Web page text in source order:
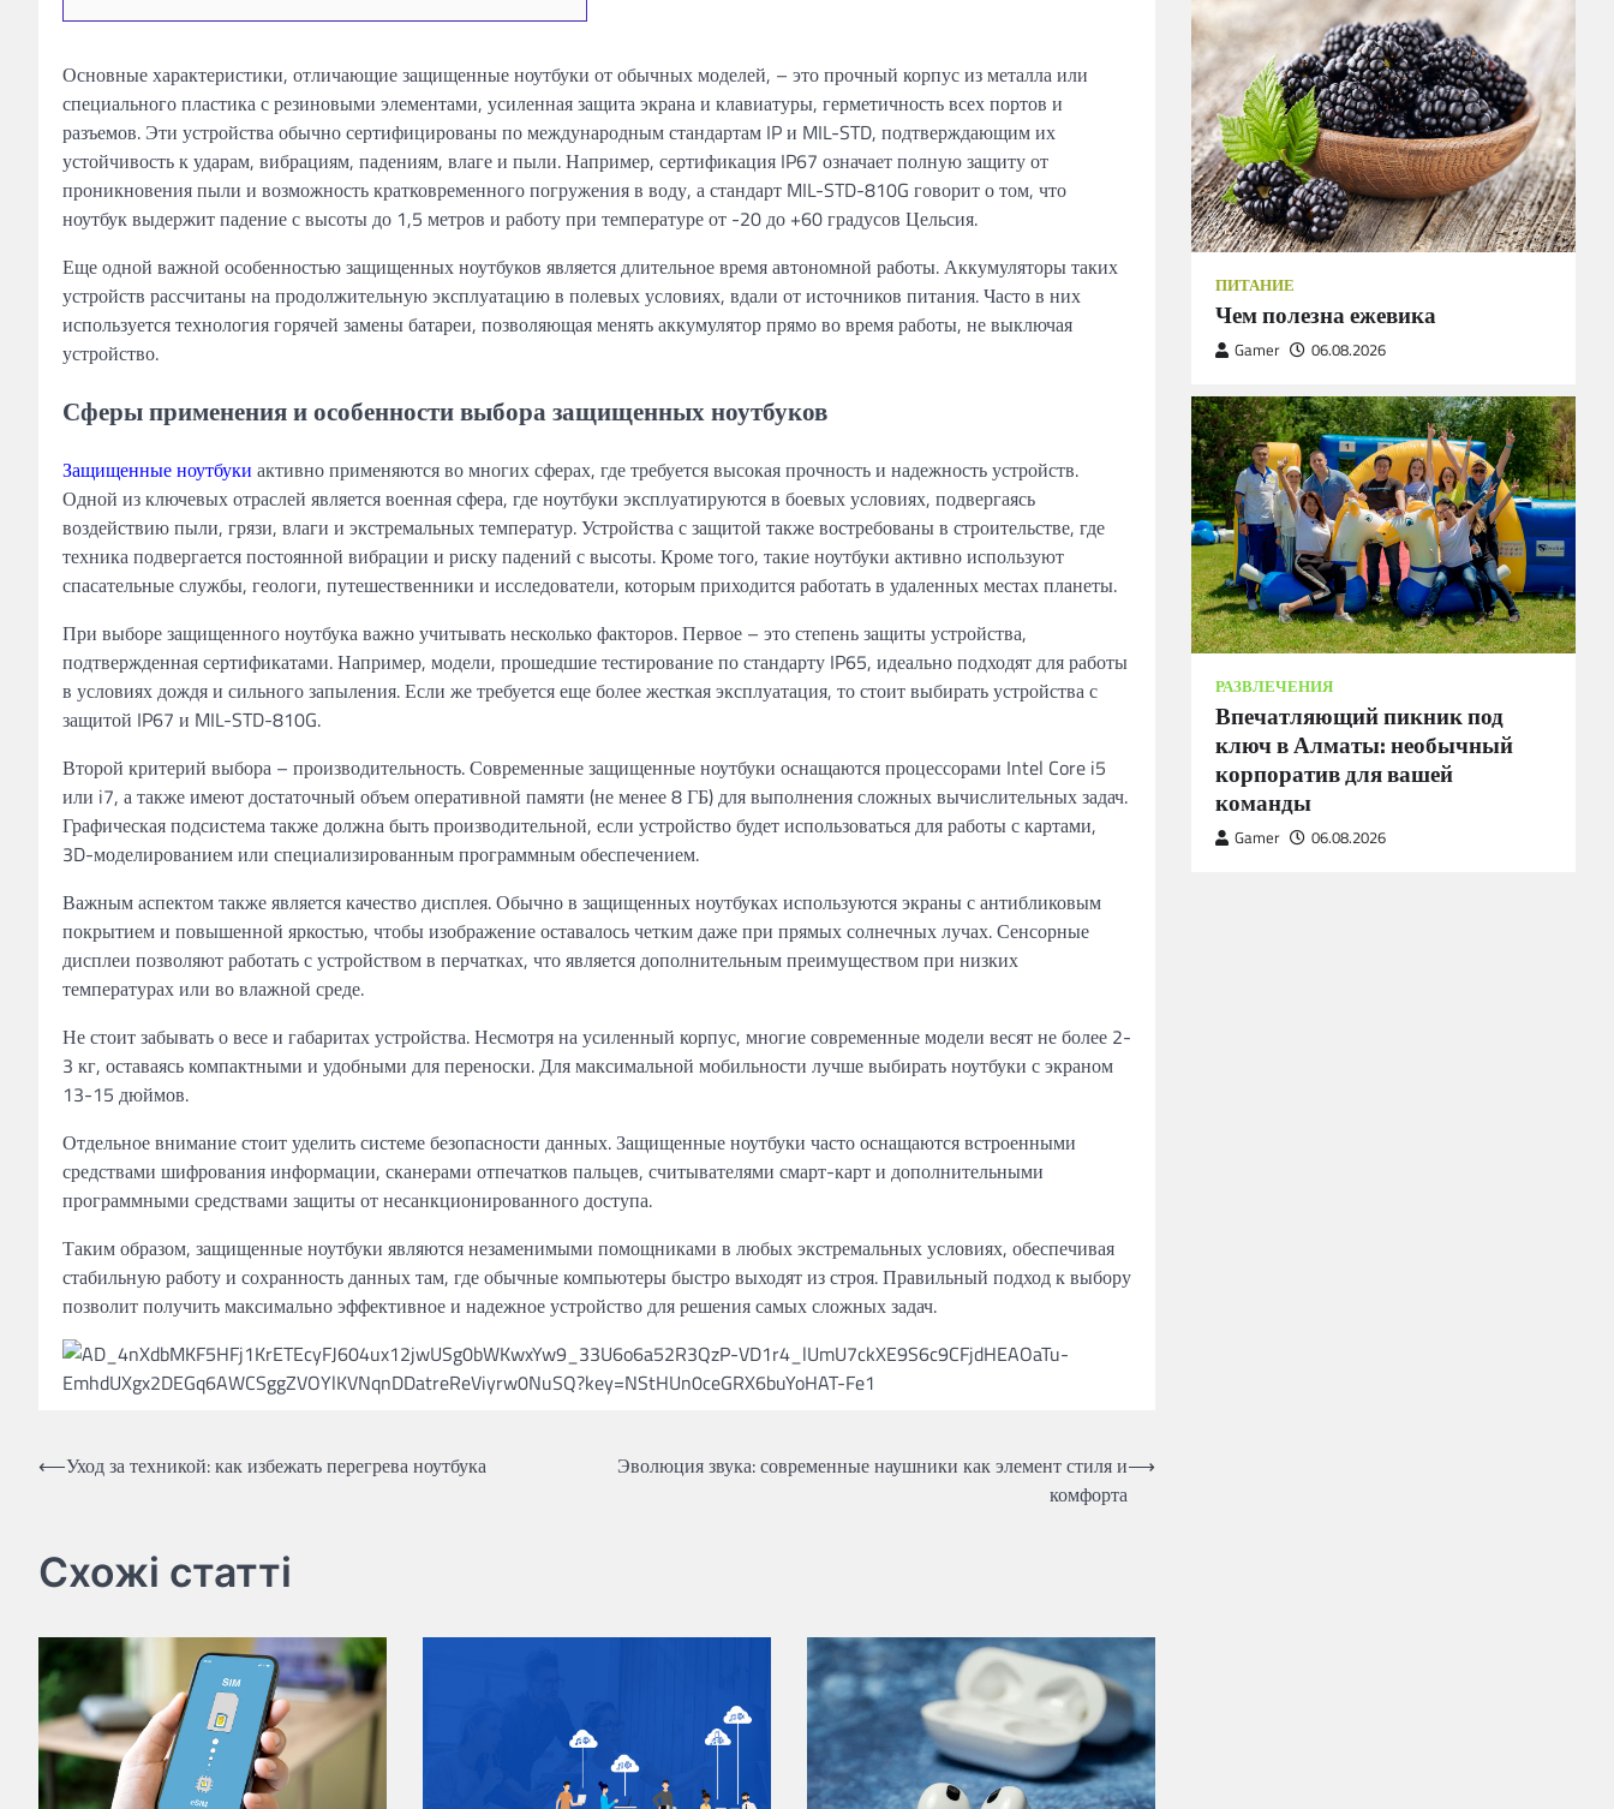
Основные характеристики, отличающие защищенные ноутбуки от обычных моделей, – это прочный корпус из металла или
специального пластика с резиновыми элементами, усиленная защита экрана и клавиатуры, герметичность всех портов и
разъемов. Эти устройства обычно сертифицированы по международным стандартам IP и MIL-STD, подтверждающим их
устойчивость к ударам, вибрациям, падениям, влаге и пыли. Например, сертификация IP67 означает полную защиту от
проникновения пыли и возможность кратковременного погружения в воду, а стандарт MIL-STD-810G говорит о том, что
ноутбук выдержит падение с высоты до 1,5 метров и работу при температуре от -20 до +60 градусов Цельсия.
Еще одной важной особенностью защищенных ноутбуков является длительное время автономной работы. Аккумуляторы таких
устройств рассчитаны на продолжительную эксплуатацию в полевых условиях, вдали от источников питания. Часто в них
используется технология горячей замены батареи, позволяющая менять аккумулятор прямо во время работы, не выключая
устройство.
Сферы применения и особенности выбора защищенных ноутбуков
Защищенные ноутбуки активно применяются во многих сферах, где требуется высокая прочность и надежность устройств.
Одной из ключевых отраслей является военная сфера, где ноутбуки эксплуатируются в боевых условиях, подвергаясь
воздействию пыли, грязи, влаги и экстремальных температур. Устройства с защитой также востребованы в строительстве, где
техника подвергается постоянной вибрации и риску падений с высоты. Кроме того, такие ноутбуки активно используют
спасательные службы, геологи, путешественники и исследователи, которым приходится работать в удаленных местах планеты.
При выборе защищенного ноутбука важно учитывать несколько факторов. Первое – это степень защиты устройства,
подтвержденная сертификатами. Например, модели, прошедшие тестирование по стандарту IP65, идеально подходят для работы
в условиях дождя и сильного запыления. Если же требуется еще более жесткая эксплуатация, то стоит выбирать устройства с
защитой IP67 и MIL-STD-810G.
Второй критерий выбора – производительность. Современные защищенные ноутбуки оснащаются процессорами Intel Core i5
или i7, а также имеют достаточный объем оперативной памяти (не менее 8 ГБ) для выполнения сложных вычислительных задач.
Графическая подсистема также должна быть производительной, если устройство будет использоваться для работы с картами,
3D-моделированием или специализированным программным обеспечением.
Важным аспектом также является качество дисплея. Обычно в защищенных ноутбуках используются экраны с антибликовым
покрытием и повышенной яркостью, чтобы изображение оставалось четким даже при прямых солнечных лучах. Сенсорные
дисплеи позволяют работать с устройством в перчатках, что является дополнительным преимуществом при низких
температурах или во влажной среде.
Не стоит забывать о весе и габаритах устройства. Несмотря на усиленный корпус, многие современные модели весят не более 2-
3 кг, оставаясь компактными и удобными для переноски. Для максимальной мобильности лучше выбирать ноутбуки с экраном
13-15 дюймов.
Отдельное внимание стоит уделить системе безопасности данных. Защищенные ноутбуки часто оснащаются встроенными
средствами шифрования информации, сканерами отпечатков пальцев, считывателями смарт-карт и дополнительными
программными средствами защиты от несанкционированного доступа.
Таким образом, защищенные ноутбуки являются незаменимыми помощниками в любых экстремальных условиях, обеспечивая
стабильную работу и сохранность данных там, где обычные компьютеры быстро выходят из строя. Правильный подход к выбору
позволит получить максимально эффективное и надежное устройство для решения самых сложных задач.
Навигация
⟵Уход за техникой: как избежать перегрева ноутбука
Эволюция звука: современные наушники как элемент стиля и
комфорта
⟶
Схожі статті
ПИТАНИЕ
Чем полезна ежевика
Gamer 06.08.2026
РАЗВЛЕЧЕНИЯ
Впечатляющий пикник под
ключ в Алматы: необычный
корпоратив для вашей
команды
Gamer 06.08.2026